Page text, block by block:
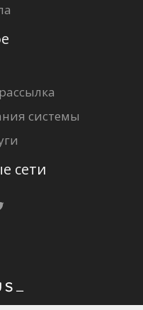
системы
сети